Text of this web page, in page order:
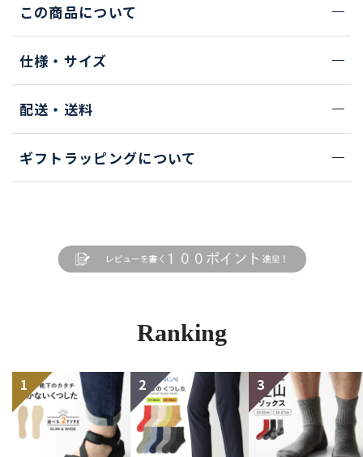
この商品について
仕様・サイズ
配送・送料
ギフトラッピングについて
Ranking